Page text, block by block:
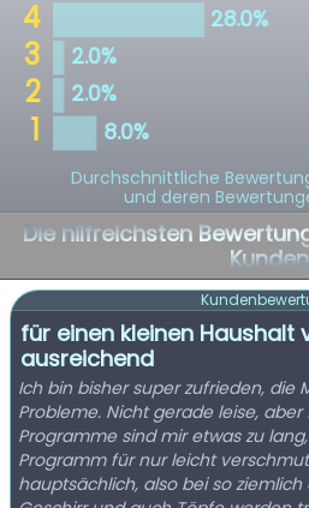
Durchschnittliche
und deren
Die hilfreichsten
Kunden
für einen kleinen Haushalt
ausreichend
Ich bin bisher super zufrieden, die
Probleme. Nicht gerade leise, aber
Programme sind mir etwas zu
Programm für nur leicht
hauptsächlich, also bei so